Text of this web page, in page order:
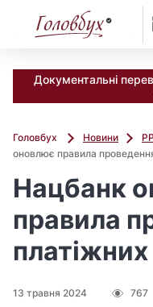
Документальні
Головбух Новини
оновлює правила
Нацбанк
правила
13 травня 2024 767